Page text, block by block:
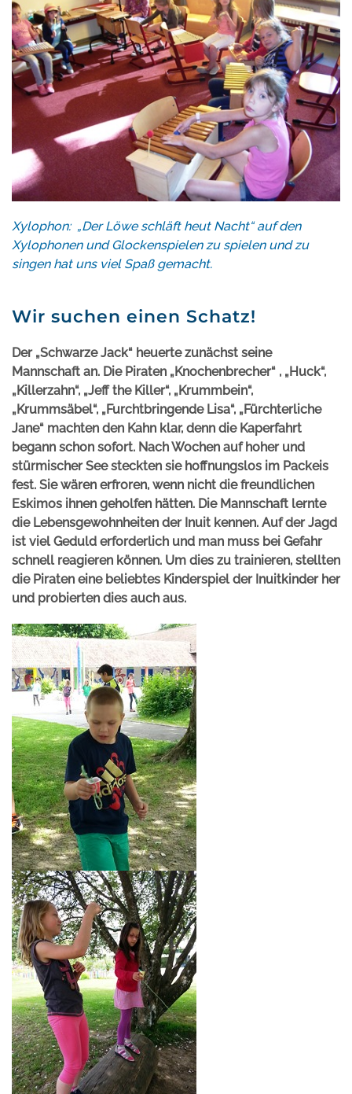
Xylophon: „Der Löwe schläft heut Nacht“ auf den
Xylophonen und Glockenspielen zu spielen und zu
singen hat uns viel Spaß gemacht.
Wir suchen einen Schatz!
Der „Schwarze Jack“ heuerte zunächst seine
Mannschaft an. Die Piraten „Knochenbrecher“ , „Huck“,
„Killerzahn“, „Jeff the Killer“, „Krummbein“,
„Krummsäbel“, „Furchtbringende Lisa“, „Fürchterliche
Jane“ machten den Kahn klar, denn die Kaperfahrt
begann schon sofort. Nach Wochen auf hoher und
stürmischer See steckten sie hoffnungslos im Packeis
fest. Sie wären erfroren, wenn nicht die freundlichen
Eskimos ihnen geholfen hätten. Die Mannschaft lernte
die Lebensgewohnheiten der Inuit kennen. Auf der Jagd
ist viel Geduld erforderlich und man muss bei Gefahr
schnell reagieren können. Um dies zu trainieren, stellten
die Piraten eine beliebtes Kinderspiel der Inuitkinder her
und probierten dies auch aus.